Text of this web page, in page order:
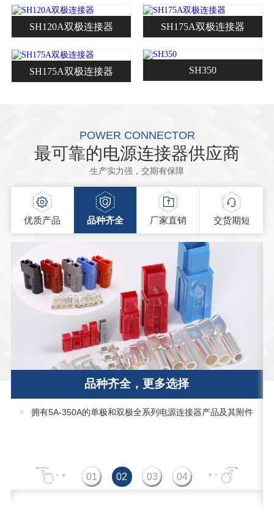
SH120A双极连接器 SH175A双极连接器
SH175A双极连接器 SH350
POWER CONNECTOR
最可靠的电源连接器供应商
生产实力强，交期有保障
优质产品 品种齐全 厂家直销 交货期短
品种齐全，更多选择
拥有5A-350A的单极和双极全系列电源连接器产品及其附件